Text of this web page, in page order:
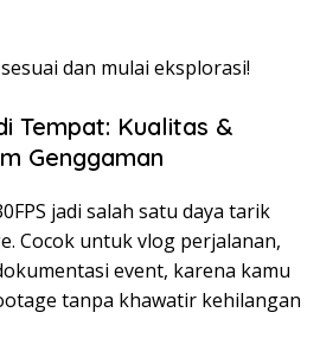
dan mulai eksplorasi!
Tempat: Kualitas &
Genggaman
jadi salah satu daya tarik
Cocok untuk vlog perjalanan,
event, karena kamu
tanpa khawatir kehilangan